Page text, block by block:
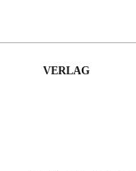
VERLAG